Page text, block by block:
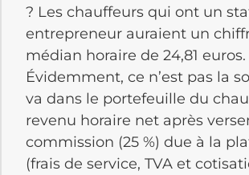
? Les chauffeurs qui ont un
entrepreneur auraient un
médian horaire de 24,81 euros.
Évidemment, ce n’est pas la
va dans le portefeuille du
revenu horaire net après
commission (25 %) due à la
(frais de service, TVA et